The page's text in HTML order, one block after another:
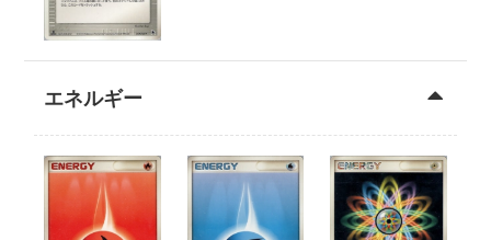
エネルギー